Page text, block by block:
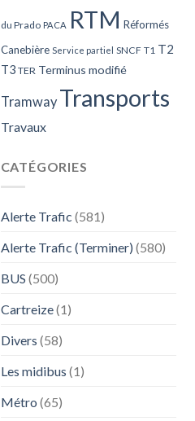
du Prado PACA RTM Réformés
Canebière Service partiel SNCF T1 T2
T3 TER Terminus modifié
Tramway Transports
Travaux
CATÉGORIES
Alerte Trafic (581)
Alerte Trafic (Terminer) (580)
BUS (500)
Cartreize(1)
Divers (58)
Les midibus (1)
Métro (65)